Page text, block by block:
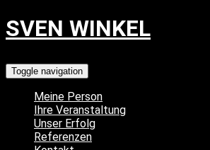
SVEN WINKEL
Toggle navigation
Meine Person
Ihre Veranstaltung
Unser Erfolg
Referenzen